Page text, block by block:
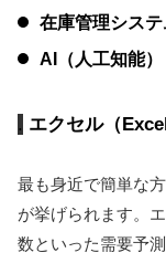
在庫管理システ
AI（人工知能）
エクセル（Excel
最も身近で簡単な
が挙げられます。
数といった需要予